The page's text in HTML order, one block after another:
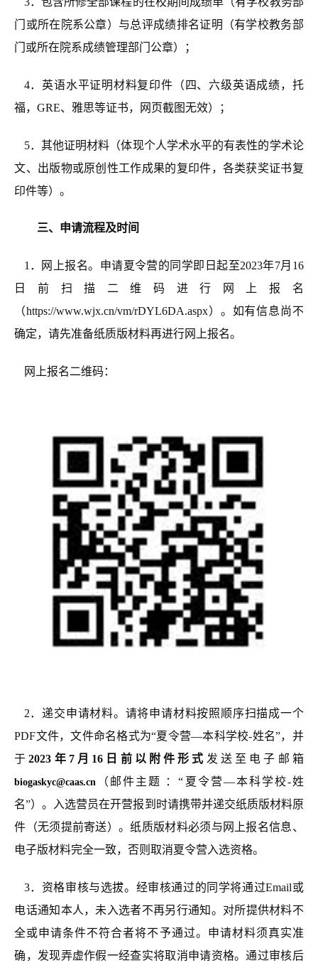
门或所在院系公章） 与总评成绩排名证明
（有学校教务部
门或所在院系成绩管理部门 公章）；
4． 英语水平证明材料复印件 （ 四、六级英语成绩，托
福，GRE、雅思等证书，
网页截图无效） ；
5． 其他证明材料（体现个人学术水平的有表性的学术论
文、出版物或原创性工作成果的复印件，各类获奖证书复
印件等）。
三、申请流程及时间
1．网上报名。 申请夏令营的同学即日起至2023年7月 16
日前扫描 二维码进行
网上报名
（https://www.wjx.cn/vm/rDYL6DA.aspx） 。如有信息尚不
确定，请先准备纸质版材料再进行网上报名。
网上报名二维码：
2．递交申请材料。请将申请材料按照顺序扫描成一个
PDF文件，文件命名格式为“夏令营—本科学校-姓名”，并
于2023年7月 16 日 前以附件形式 发送至 电子邮箱
biogaskyc@caas.cn （邮件主题 ：“夏令营—本科学校-姓
名”）。 入选营员在开营报到时请携带并递交纸质版材料原
件（无须提前寄送）。纸质版材料必须与网上报名信息、
电子版材料完全一致，否则取消夏令营入选资格。
3．资格审核与选拔。经审核通过的同学将通过Email或
电话通知本人 ，未入选者不再另行通知。对所提供材料不
全或申请条件不符合者将不予通过。 申请材料须真实准
确，发现弄虚作假一经查实将取消申请资格。通过审核后